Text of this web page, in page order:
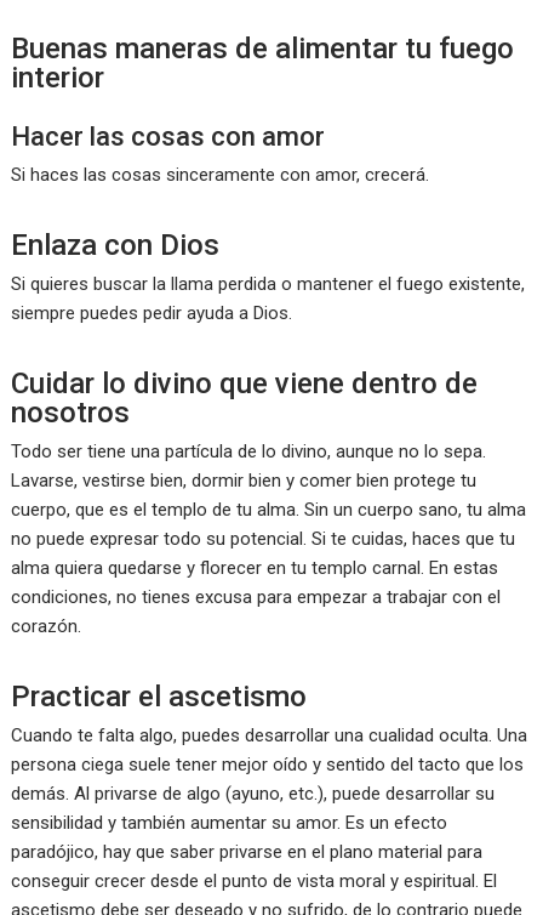
Buenas maneras de alimentar tu fuego
interior
Hacer las cosas con amor
Si haces las cosas sinceramente con amor, crecerá.
Enlaza con Dios
Si quieres buscar la llama perdida o mantener el fuego existente,
siempre puedes pedir ayuda a Dios.
Cuidar lo divino que viene dentro de
nosotros
Todo ser tiene una partícula de lo divino, aunque no lo sepa.
Lavarse, vestirse bien, dormir bien y comer bien protege tu
cuerpo, que es el templo de tu alma. Sin un cuerpo sano, tu alma
no puede expresar todo su potencial. Si te cuidas, haces que tu
alma quiera quedarse y florecer en tu templo carnal. En estas
condiciones, no tienes excusa para empezar a trabajar con el
corazón.
Practicar el ascetismo
Cuando te falta algo, puedes desarrollar una cualidad oculta. Una
persona ciega suele tener mejor oído y sentido del tacto que los
demás. Al privarse de algo (ayuno, etc.), puede desarrollar su
sensibilidad y también aumentar su amor. Es un efecto
paradójico, hay que saber privarse en el plano material para
conseguir crecer desde el punto de vista moral y espiritual. El
ascetismo debe ser deseado y no sufrido, de lo contrario puede